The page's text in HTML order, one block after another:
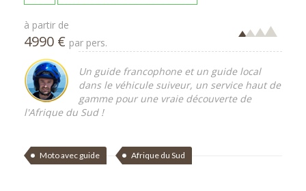
à partir de
4990 € par pers.
Un guide francophone et un guide local
dans le véhicule suiveur, un service haut de
gamme pour une vraie découverte de
l'Afrique du Sud !
Moto avec guide Afrique du Sud